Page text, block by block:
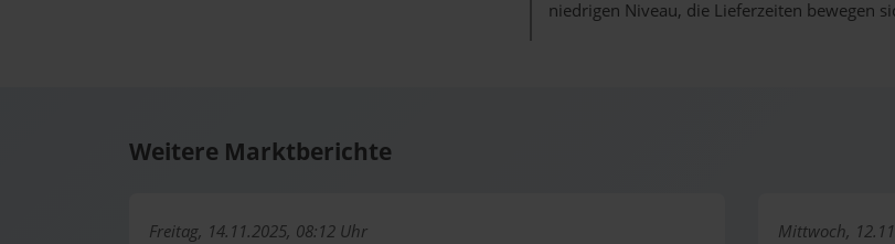
niedrigen Niveau, die Lieferzeiten bewegen
Weitere Marktberichte
Freitag, 14.11.2025, 08:12 Uhr
Mittwoch,